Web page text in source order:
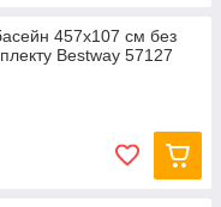
457х107 см без
Bestway 57127